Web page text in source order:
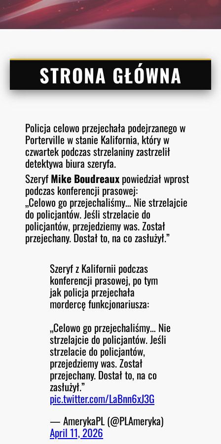
STRONA GŁÓWNA
Policja celowo przejechała podejrzanego w
Porterville w stanie Kalifornia, który w
czwartek podczas strzelaniny zastrzelił
detektywa biura szeryfa.
SzeryfMike Boudreauxpowiedział wprost
podczas konferencji prasowej:
„Celowo go przejechaliśmy… Nie strzelajcie
do policjantów. Jeśli strzelacie do
policjantów, przejedziemy was. Został
przejechany. Dostał to, na co zasłużył.”
Szeryf z Kalifornii podczas
konferencji prasowej, po tym
jak policja przejechała
mordercę funkcjonariusza:
„Celowo go przejechaliśmy… Nie
strzelajcie do policjantów. Jeśli
strzelacie do policjantów,
przejedziemy was. Został
przejechany. Dostał to, na co
zasłużył.”
pic.twitter.com/LaBnn6xJ3G
— AmerykaPL (@PLAmeryka)
April 11, 2026